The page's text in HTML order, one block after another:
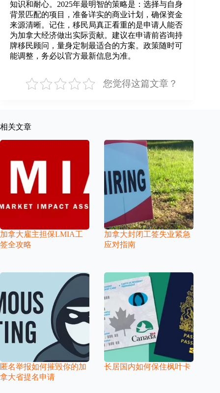
知识和耐心。2025年最明智的策略是：选择与自身
背景匹配的项目，准备详实的商业计划，确保资金
来源清晰。记住，移民局真正看重的是申请人能否
为加拿大经济做出实际贡献。建议在申请前咨询持
牌移民顾问，量身定制最适合的方案。政策随时可
能调整，务必以官方最新信息为准。
您觉得这篇文章？
相关文章
加拿大雇主担保LMIA工
签全攻略
加拿大封闭工签失业紧急
应对指南
匿名举报如何摧毁你的加
拿大省提名申请
长居国内如何保住枫叶卡